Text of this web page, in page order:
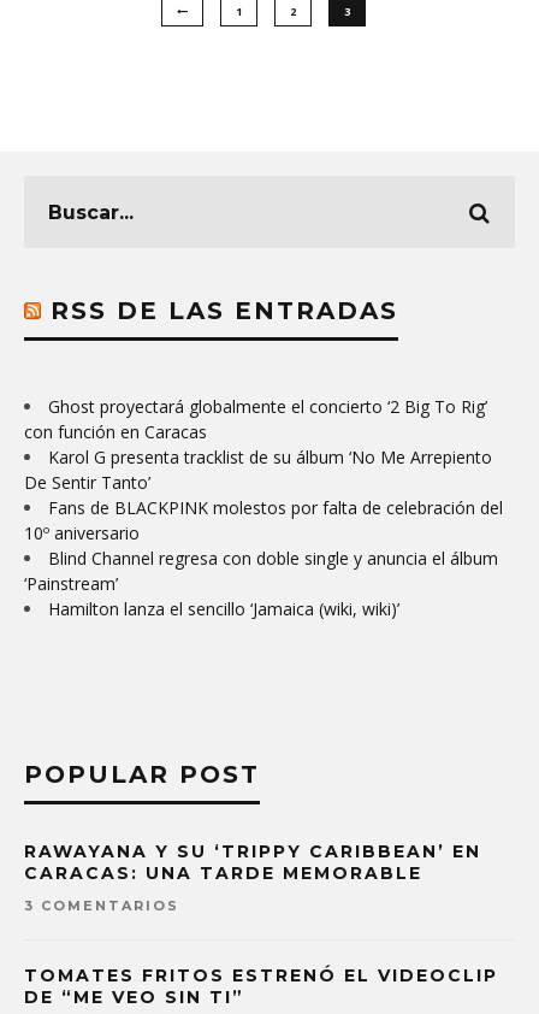
1 2 3
RSS DE LAS ENTRADAS
Ghost proyectará globalmente el concierto ‘2 Big To Rig’
con función en Caracas
Karol G presenta tracklist de su álbum ‘No Me Arrepiento
De Sentir Tanto’
Fans de BLACKPINK molestos por falta de celebración del
10º aniversario
Blind Channel regresa con doble single y anuncia el álbum
‘Painstream’
Hamilton lanza el sencillo ‘Jamaica (wiki, wiki)’
POPULAR POST
RAWAYANA Y SU ‘TRIPPY CARIBBEAN’ EN
CARACAS: UNA TARDE MEMORABLE
3 COMENTARIOS
TOMATES FRITOS ESTRENÓ EL VIDEOCLIP
DE “ME VEO SIN TI”